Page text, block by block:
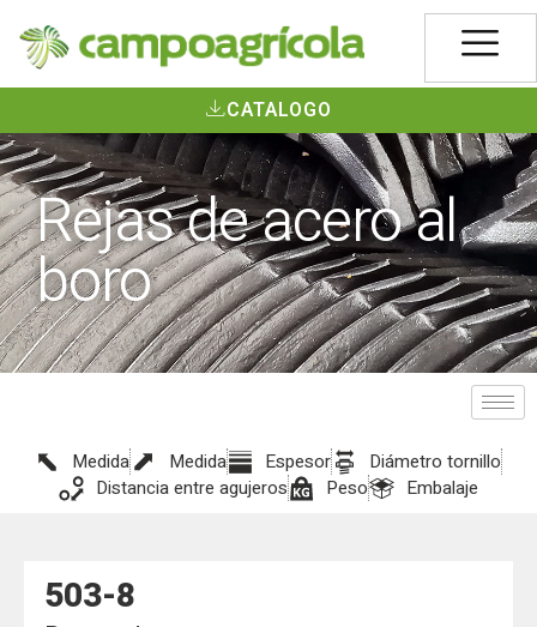
CATALOGO
Rejas de acero al
boro
Medida Medida Espesor
Diámetro tornillo
Distancia entre agujeros
Peso Embalaje
503-8